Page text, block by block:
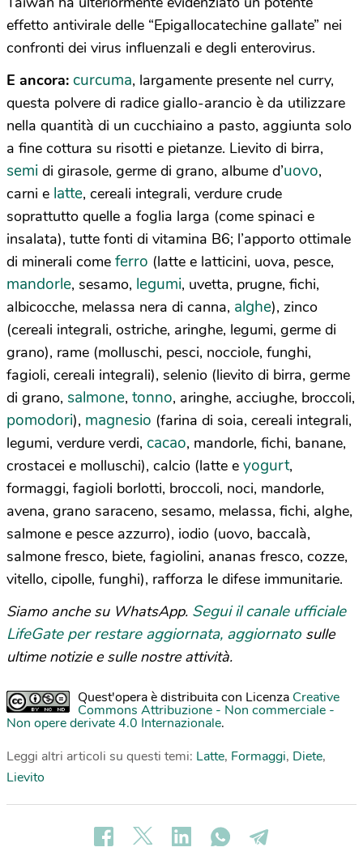
effetto antivirale delle “Epigallocatechine gallate” nei
confronti dei virus influenzali e degli enterovirus.
E ancora: curcuma, largamente presente nel curry,
questa polvere di radice giallo-arancio è da utilizzare
nella quantità di un cucchiaino a pasto, aggiunta solo
a fine cottura su risotti e pietanze. Lievito di birra,
semi di girasole, germe di grano, albume d’uovo,
carni e latte, cereali integrali, verdure crude
soprattutto quelle a foglia larga (come spinaci e
insalata), tutte fonti di vitamina B6; l’apporto ottimale
di minerali come ferro (latte e latticini, uova, pesce,
mandorle, sesamo, legumi, uvetta, prugne, fichi,
albicocche, melassa nera di canna, alghe), zinco
(cereali integrali, ostriche, aringhe, legumi, germe di
grano), rame (molluschi, pesci, nocciole, funghi,
fagioli, cereali integrali), selenio (lievito di birra, germe
di grano, salmone, tonno, aringhe, acciughe, broccoli,
pomodori), magnesio (farina di soia, cereali integrali,
legumi, verdure verdi, cacao, mandorle, fichi, banane,
crostacei e molluschi), calcio (latte e yogurt,
formaggi, fagioli borlotti, broccoli, noci, mandorle,
avena, grano saraceno, sesamo, melassa, fichi, alghe,
salmone e pesce azzurro), iodio (uovo, baccalà,
salmone fresco, biete, fagiolini, ananas fresco, cozze,
vitello, cipolle, funghi), rafforza le difese immunitarie.
Siamo anche su WhatsApp. Segui il canale ufficiale
LifeGate per restare aggiornata, aggiornato sulle
ultime notizie e sulle nostre attività.
Quest'opera è distribuita con Licenza Creative
Commons Attribuzione - Non commerciale -
Non opere derivate 4.0 Internazionale.
Leggi altri articoli su questi temi: Latte, Formaggi, Diete,
Lievito